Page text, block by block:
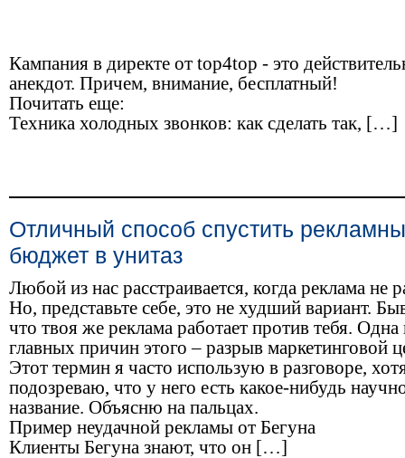
Кампания в директе от top4top - это
анекдот. Причем, внимание, бесплатный!
Почитать еще:
Техника холодных звонков: как сделать так, […]
Отличный способ спустить
бюджет в унитаз
Любой из нас расстраивается, когда реклама не
Но, представьте себе, это не худший вариант.
что твоя же реклама работает против тебя. Одна
главных причин этого – разрыв маркетинговой
Этот термин я часто использую в разговоре,
подозреваю, что у него есть какое-нибудь
название. Объясню на пальцах.
Пример неудачной рекламы от Бегуна
Клиенты Бегуна знают, что он […]